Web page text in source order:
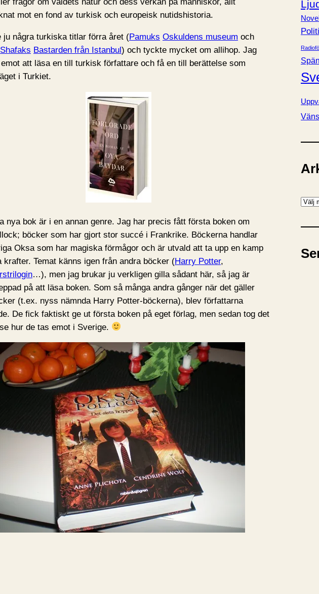
mot en fond av turkisk och europeisk nutidshistoria.
ju några turkiska titlar förra året (Pamuks Oskuldens museum och
Shafaks Bastarden från Istanbul) och tyckte mycket om allihop. Jag
att läsa en till turkisk författare och få en till berättelse som
i Turkiet.
nya bok är i en annan genre. Jag har precis fått första boken om
böcker som har gjort stor succé i Frankrike. Böckerna handlar
Oksa som har magiska förmågor och är utvald att ta upp en kamp
krafter. Temat känns igen från andra böcker (Harry Potter,
…), men jag brukar ju verkligen gilla sådant här, så jag är
på att läsa boken. Som så många andra gånger när det gäller
(t.ex. nyss nämnda Harry Potter-böckerna), blev författarna
De fick faktiskt ge ut första boken på eget förlag, men sedan tog det
hur de tas emot i Sverige.
A
k
v